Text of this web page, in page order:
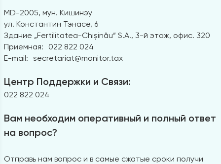
MD-2005, мун. Кишинэу
ул. Константин Тэнасе, 6
Здание „Fertilitatea-Chișinău” S.A., 3-й этаж, офис. 320
Приемная:
022 822 024
E-mail: secretariat@monitor.tax
Центр Поддержки и Связи:
022 822 024
Вам необходим оперативный и полный ответ
на вопрос?
Отправь нам вопрос и в самые сжатые сроки получи